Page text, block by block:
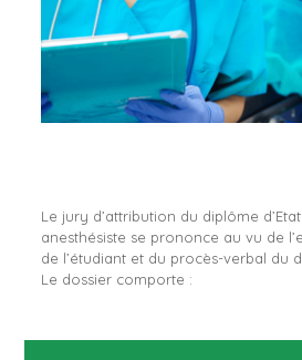
Le jury d’attribution du diplôme
anesthésiste se prononce au vu de
de l’étudiant et du procès-verbal du
Le dossier comporte :